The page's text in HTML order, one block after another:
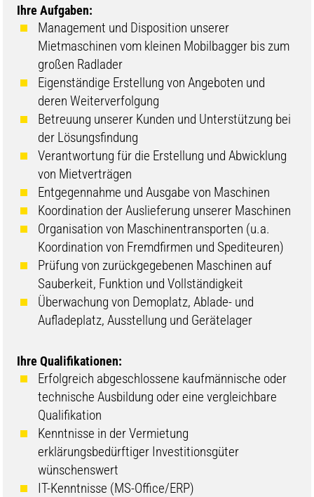
Ihre Aufgaben:
Management und Disposition unserer
Mietmaschinen vom kleinen Mobilbagger bis zum
großen Radlader
Eigenständige Erstellung von Angeboten und
deren Weiterverfolgung
Betreuung unserer Kunden und Unterstützung bei
der Lösungsfindung
Verantwortung für die Erstellung und Abwicklung
von Mietverträgen
Entgegennahme und Ausgabe von Maschinen
Koordination der Auslieferung unserer Maschinen
Organisation von Maschinentransporten (u.a.
Koordination von Fremdfirmen und Spediteuren)
Prüfung von zurückgegebenen Maschinen auf
Sauberkeit, Funktion und Vollständigkeit
Überwachung von Demoplatz, Ablade- und
Aufladeplatz, Ausstellung und Gerätelager
Ihre Qualifikationen:
Erfolgreich abgeschlossene kaufmännische oder
technische Ausbildung oder eine vergleichbare
Qualifikation
Kenntnisse in der Vermietung
erklärungsbedürftiger Investitionsgüter
wünschenswert
IT-Kenntnisse (MS-Office/ERP)